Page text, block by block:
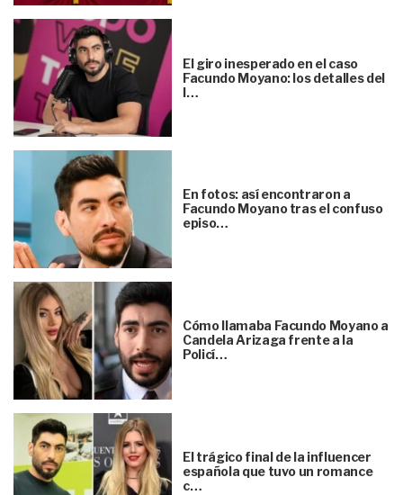
El giro inesperado en el caso
Facundo Moyano: los detalles del
l…
En fotos: así encontraron a
Facundo Moyano tras el confuso
episo…
Cómo llamaba Facundo Moyano a
Candela Arizaga frente a la
Policí…
El trágico final de la influencer
española que tuvo un romance
c…